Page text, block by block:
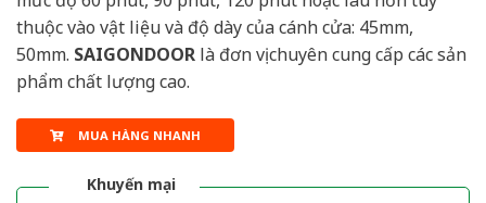
thuộc vào vật liệu và độ dày của cánh cửa: 45mm,
50mm. SAIGONDOOR là đơn vị chuyên cung cấp các sản
phẩm chất lượng cao.
MUA HÀNG NHANH
Khuyến mại